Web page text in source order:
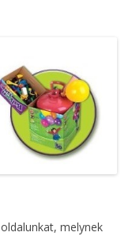
oldalunkat, melynek